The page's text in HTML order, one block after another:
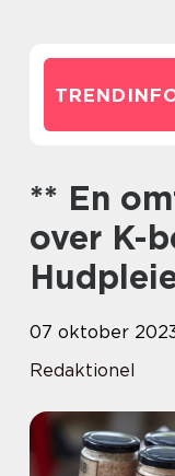
** En
over K-
07 oktober
Redaktionel